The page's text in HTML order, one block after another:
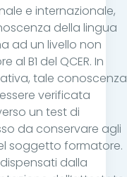
e internazionale,
della lingua
ad un livello non
al B1 del QCER. In
tale conoscenza
verificata
un test di
da conservare agli
soggetto formatore.
dalla